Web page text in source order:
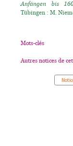
Anfängen bis
Tübingen : M.
Mots-clés
Autres notices de